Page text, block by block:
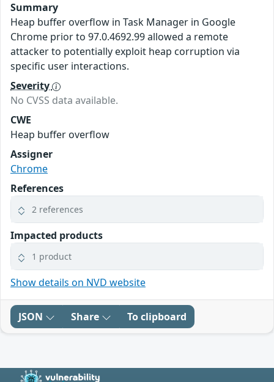
Summary
Heap buffer overflow in Task Manager in Google
Chrome prior to 97.0.4692.99 allowed a remote
attacker to potentially exploit heap corruption via
specific user interactions.
Severity
No CVSS data available.
CWE
Heap buffer overflow
Assigner
Chrome
References
2 references
Impacted products
1 product
Show details on NVD website
JSON Share To clipboard